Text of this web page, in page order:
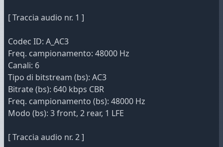
[ Traccia audio nr. 1 ]
Codec ID: A_AC3
Freq. campionamento: 48000 Hz
Canali: 6
Tipo di bitstream (bs): AC3
Bitrate (bs): 640 kbps CBR
Freq. campionamento (bs): 48000 Hz
Modo (bs): 3 front, 2 rear, 1 LFE
[ Traccia audio nr. 2 ]